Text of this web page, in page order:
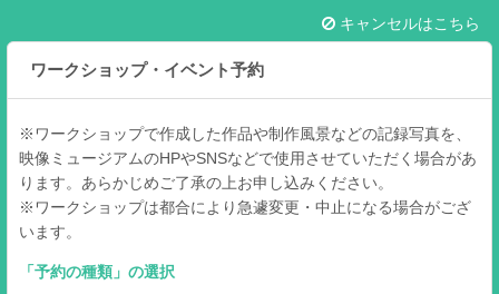
キャンセルはこちら
ワークショップ・イベント予約
※ワークショップで作成した作品や制作風景などの記録写真を、
映像ミュージアムのHPやSNSなどで使用させていただく場合があ
ります。あらかじめご了承の上お申し込みください。
※ワークショップは都合により急遽変更・中止になる場合がござ
います。
「予約の種類 」の選択